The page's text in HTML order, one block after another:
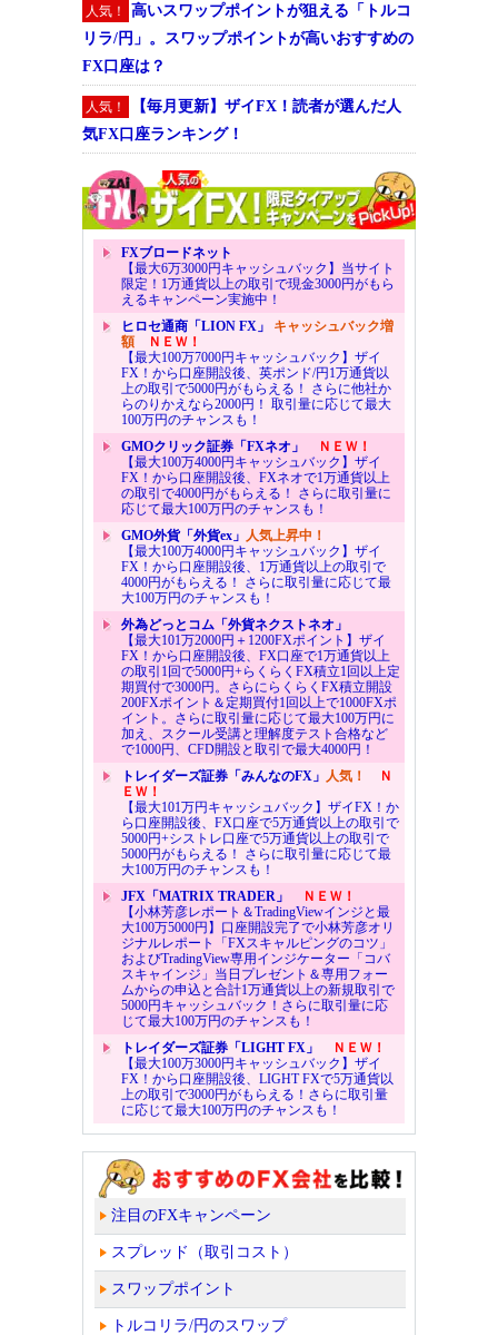
人気！
高いスワップポイントが狙える「トルコ
リラ/円」。スワップポイントが高いおすすめの
FX口座は？
人気！
【毎月更新】ザイFX！読者が選んだ人
気FX口座ランキング！
FXブロードネット
【最大6万3000円キャッシュバック】当サイト
限定！1万通貨以上の取引で現金3000円がもら
えるキャンペーン実施中！
ヒロセ通商「LION FX」 キャッシュバック増
額ＮＥＷ！
【最大100万7000円キャッシュバック】ザイ
FX！から口座開設後、英ポンド/円1万通貨以
上の取引で5000円がもらえる！ さらに他社か
らのりかえなら2000円！ 取引量に応じて最大
100万円のチャンスも！
GMOクリック証券「FXネオ」
ＮＥＷ！
【最大100万4000円キャッシュバック】ザイ
FX！から口座開設後、FXネオで1万通貨以上
の取引で4000円がもらえる！ さらに取引量に
応じて最大100万円のチャンスも！
GMO外貨「外貨ex」 人気上昇中！
【最大100万4000円キャッシュバック】ザイ
FX！から口座開設後、1万通貨以上の取引で
4000円がもらえる！ さらに取引量に応じて最
大100万円のチャンスも！
外為どっとコム「外貨ネクストネオ」
【最大101万2000円＋1200FXポイント】ザイ
FX！から口座開設後、FX口座で1万通貨以上
の取引1回で5000円+らくらくFX積立1回以上定
期買付で3000円。さらにらくらくFX積立開設
200FXポイント＆定期買付1回以上で1000FXポ
イント。さらに取引量に応じて最大100万円に
加え、スクール受講と理解度テスト合格など
で1000円、CFD開設と取引で最大4000円！
トレイダーズ証券「みんなのFX」 人気！
Ｎ
ＥＷ！
【最大101万円キャッシュバック】ザイFX！か
ら口座開設後、FX口座で5万通貨以上の取引で
5000円+シストレ口座で5万通貨以上の取引で
5000円がもらえる！ さらに取引量に応じて最
大100万円のチャンスも！
JFX「MATRIX TRADER」
ＮＥＷ！
【小林芳彦レポート＆TradingViewインジと最
大100万5000円】口座開設完了で小林芳彦オリ
ジナルレポート「FXスキャルピングのコツ」
およびTradingView専用インジケーター「コバ
スキャインジ」当日プレゼント＆専用フォー
ムからの申込と合計1万通貨以上の新規取引で
5000円キャッシュバック！さらに取引量に応
じて最大100万円のチャンスも！
トレイダーズ証券「LIGHT FX」
ＮＥＷ！
【最大100万3000円キャッシュバック】ザイ
FX！から口座開設後、LIGHT FXで5万通貨以
上の取引で3000円がもらえる！さらに取引量
に応じて最大100万円のチャンスも！
注目のFXキャンペーン
スプレッド（取引コスト）
スワップポイント
トルコリラ/円のスワップ